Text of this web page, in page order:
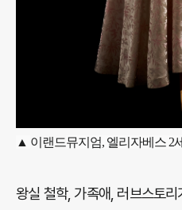
▲ 이랜드뮤지엄, 엘리자베스 2
왕실 철학, 가족애, 러브스토